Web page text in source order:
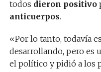
todos dieron positivo
anticuerpos.
«Por lo tanto, todavía
desarrollando, pero es
el político y pidió a los